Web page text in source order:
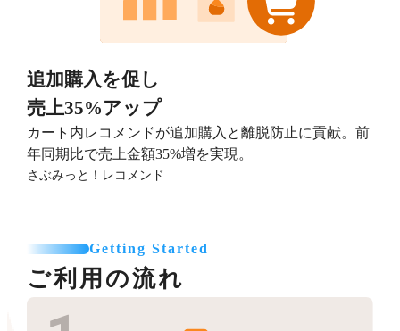
追加購入を促し
売上35%アップ
カート内レコメンドが追加購入と離脱防止に貢献。前
年同期比で売上金額35%増を実現。
さぶみっと！レコメンド
Getting Started
ご利用の流れ